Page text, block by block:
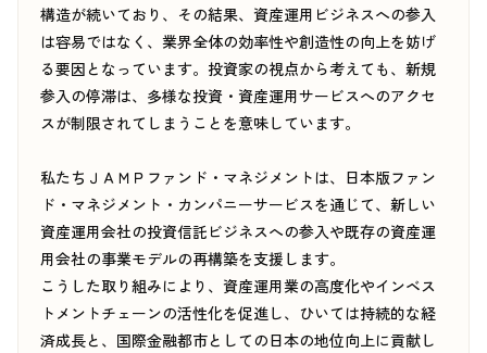
構造が続いており、その結果、資産運用ビジネスへの参入
は容易ではなく、業界全体の効率性や創造性の向上を妨げ
る要因となっています。投資家の視点から考えても、新規
参入の停滞は、多様な投資・資産運用サービスへのアクセ
スが制限されてしまうことを意味しています。
私たちＪＡＭＰファンド・マネジメントは、日本版ファン
ド・マネジメント・カンパニーサービスを通じて、新しい
資産運用会社の投資信託ビジネスへの参入や既存の資産運
用会社の事業モデルの再構築を支援します。
こうした取り組みにより、資産運用業の高度化やインベス
トメントチェーンの活性化を促進し、ひいては持続的な経
済成長と、国際金融都市としての日本の地位向上に貢献し